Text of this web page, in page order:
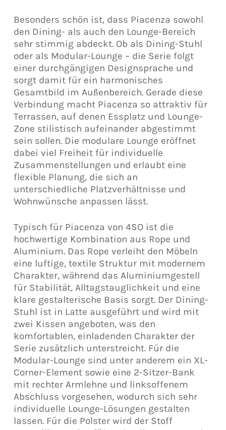
Besonders schön ist, dass Piacenza sowohl
den Dining- als auch den Lounge-Bereich
sehr stimmig abdeckt. Ob als Dining-Stuhl
oder als Modular-Lounge – die Serie folgt
einer durchgängigen Designsprache und
sorgt damit für ein harmonisches
Gesamtbild im Außenbereich. Gerade diese
Verbindung macht Piacenza so attraktiv für
Terrassen, auf denen Essplatz und Lounge-
Zone stilistisch aufeinander abgestimmt
sein sollen. Die modulare Lounge eröffnet
dabei viel Freiheit für individuelle
Zusammenstellungen und erlaubt eine
flexible Planung, die sich an
unterschiedliche Platzverhältnisse und
Wohnwünsche anpassen lässt.
Typisch für Piacenza von 4SO ist die
hochwertige Kombination aus Rope und
Aluminium. Das Rope verleiht den Möbeln
eine luftige, textile Struktur mit modernem
Charakter, während das Aluminiumgestell
für Stabilität, Alltagstauglichkeit und eine
klare gestalterische Basis sorgt. Der Dining-
Stuhl ist in Latte ausgeführt und wird mit
zwei Kissen angeboten, was den
komfortablen, einladenden Charakter der
Serie zusätzlich unterstreicht. Für die
Modular-Lounge sind unter anderem ein XL-
Corner-Element sowie eine 2-Sitzer-Bank
mit rechter Armlehne und linksoffenem
Abschluss vorgesehen, wodurch sich sehr
individuelle Lounge-Lösungen gestalten
lassen. Für die Polster wird der Stoff